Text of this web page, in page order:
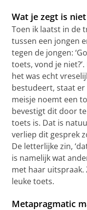
Wat je zegt is
Toen ik laatst in de
tussen een jongen
tegen de jongen:
toets, vond je
het was echt
bestudeert, staat er
meisje noemt een
bevestigt dit door
toets is. Dat is
verliep dit gesprek
De letterlijke zin,
is namelijk wat
met haar uitspraak.
leuke toets.
Metapragmatic